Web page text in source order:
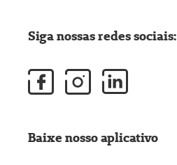
Siga nossas redes sociais:
Baixe nosso aplicativo